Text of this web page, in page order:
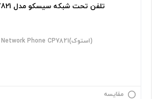
تلفن تحت شبکه سیسکو مدل 7821(استوک)
Cisco Network Phone CP7821(استوک)
مقایسه